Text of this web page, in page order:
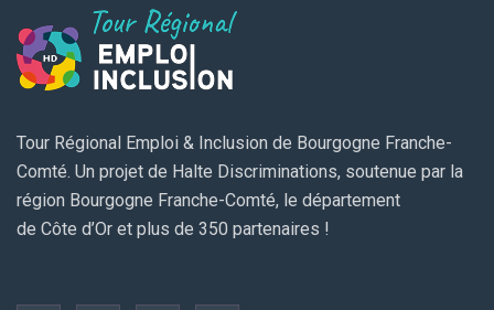
Tour Régional Emploi & Inclusion de Bourgogne Franche-
Comté. Un projet de Halte Discriminations, soutenue par la
région Bourgogne Franche-Comté, le département
de Côte d’Or et plus de 350 partenaires !